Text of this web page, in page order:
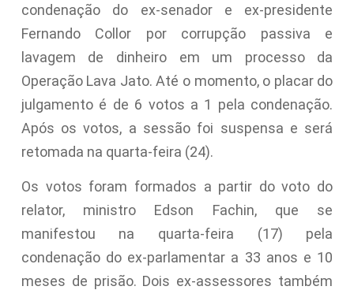
condenação do ex-senador e ex-presidente
Fernando Collor por corrupção passiva e
lavagem de dinheiro em um processo da
Operação Lava Jato. Até o momento, o placar do
julgamento é de 6 votos a 1 pela condenação.
Após os votos, a sessão foi suspensa e será
retomada na quarta-feira (24).
Os votos foram formados a partir do voto do
relator, ministro Edson Fachin, que se
manifestou na quarta-feira (17) pela
condenação do ex-parlamentar a 33 anos e 10
meses de prisão. Dois ex-assessores também